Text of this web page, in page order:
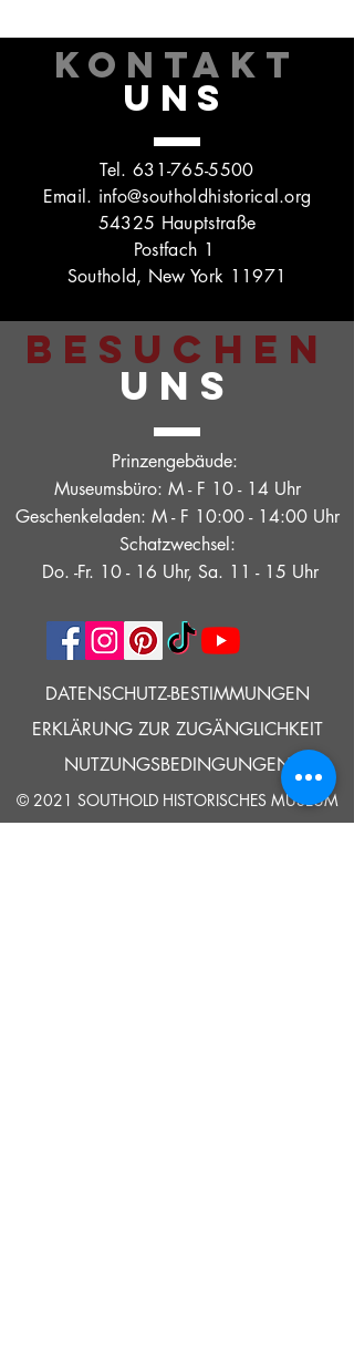
KONTAKT
UNS
Tel. 631-765-5500
Email. info@southoldhistorical.org
54325 Hauptstraße
Postfach 1
Southold, New York 11971
BESUCHEN
UNS
Prinzengebäude:
Museumsbüro: M - F 10 - 14 Uhr
Geschenkeladen: M - F 10:00 - 14:00 Uhr
Schatzwechsel:
Do. -Fr. 10 - 16 Uhr, Sa. 11 - 15 Uhr
DATENSCHUTZ-BESTIMMUNGEN
ERKLÄRUNG ZUR ZUGÄNGLICHKEIT
NUTZUNGSBEDINGUNGEN
© 2021 SOUTHOLD HISTORISCHES MUSEUM